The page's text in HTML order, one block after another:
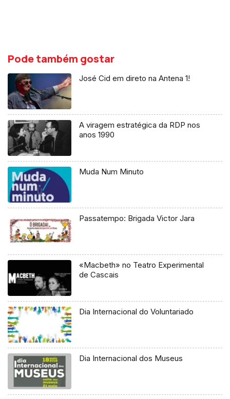
Pode também gostar
José Cid em direto na Antena 1!
A viragem estratégica da RDP nos
anos 1990
Muda Num Minuto
Passatempo: Brigada Victor Jara
«Macbeth» no Teatro Experimental
de Cascais
Dia Internacional do Voluntariado
Dia Internacional dos Museus